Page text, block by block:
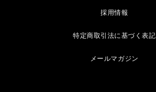
採用情報
特定商取引法に基づく表記
メールマガジン